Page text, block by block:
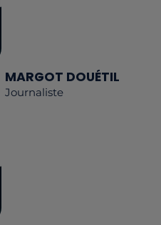
MARGOT DOUÉTIL
Journaliste